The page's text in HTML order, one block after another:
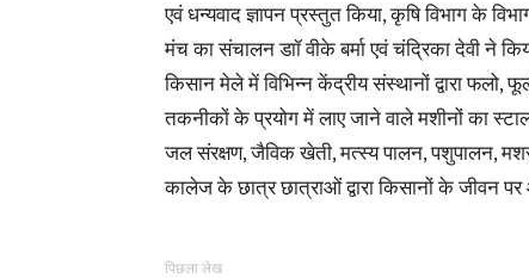
एवं धन्यवाद ज्ञापन प्रस्तुत किया, कृषि विभाग के
मंच का संचालन डाॉ वीके बर्मा एवं चंद्रिका देवी ने
किसान मेले में विभिन्न केंद्रीय संस्थानों द्वारा फलो,
तकनीकों के प्रयोग में लाए जाने वाले मशीनों का
जल संरक्षण, जैविक खेती, मत्स्य पालन, पशुपालन,
कालेज के छात्र छात्राओं द्वारा किसानों के जीवन
पिछला लेख